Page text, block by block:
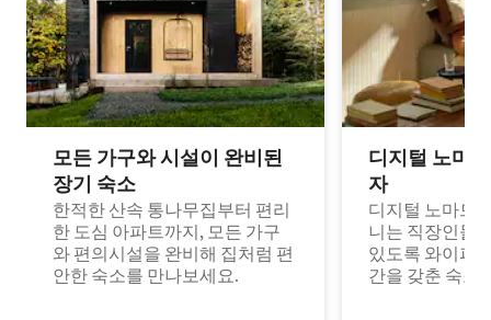
모든 가구와 시설이 완비된
장기 숙소
한적한 산속 통나무집부터 편리
한 도심 아파트까지, 모든 가구
와 편의시설을 완비해 집처럼 편
안한 숙소를 만나보세요.
디지털 노마
자
디지털 노마드
니는 직장인들
있도록 와이파
간을 갖춘 숙소